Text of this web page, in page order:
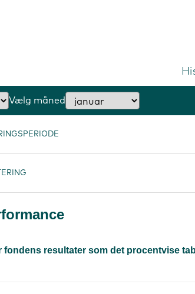
Vælg måned
fondens resultater som det procentvise